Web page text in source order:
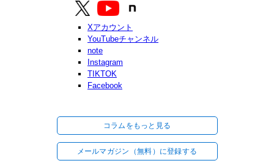
Xアカウント
YouTubeチャンネル
note
Instagram
TIKTOK
Facebook
コラムをもっと見る
メールマガジン（無料）に登録する